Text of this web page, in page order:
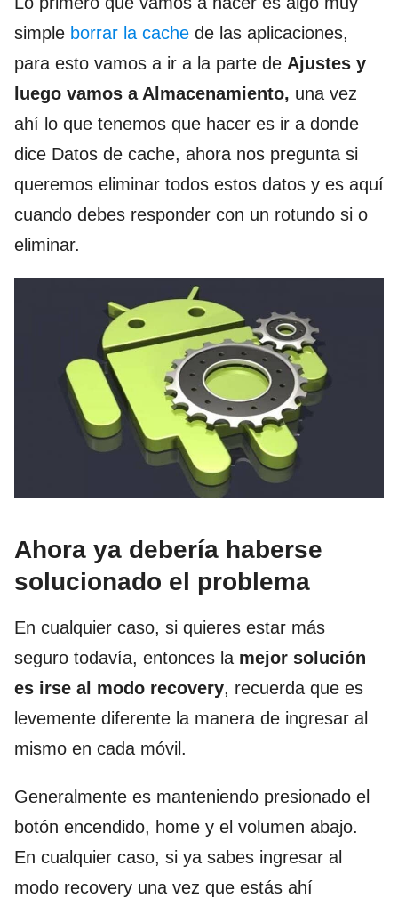
simple borrar la cache de las aplicaciones,
para esto vamos a ir a la parte de Ajustes y
luego vamos a Almacenamiento, una vez
ahí lo que tenemos que hacer es ir a donde
dice Datos de cache, ahora nos pregunta si
queremos eliminar todos estos datos y es aquí
cuando debes responder con un rotundo si o
eliminar.
Ahora ya debería haberse
solucionado el problema
En cualquier caso, si quieres estar más
seguro todavía, entonces la mejor solución
es irse al modo recovery, recuerda que es
levemente diferente la manera de ingresar al
mismo en cada móvil.
Generalmente es manteniendo presionado el
botón encendido, home y el volumen abajo.
En cualquier caso, si ya sabes ingresar al
modo recovery una vez que estás ahí